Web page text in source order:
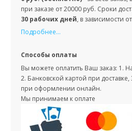
при заказе от 20000 руб. Сроки
30 рабочих дней, в зависимости
Подробнее...
Способы оплаты
Вы можете оплатить Ваш заказ: 1.
2. Банковской картой при доставке,
при оформлении онлайн.
Мы принимаем к оплате